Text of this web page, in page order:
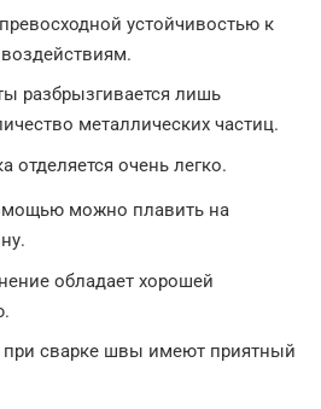
устойчивостью к
разбрызгивается лишь
металлических частиц.
отделяется очень легко.
можно плавить на
обладает хорошей
сварке швы имеют приятный